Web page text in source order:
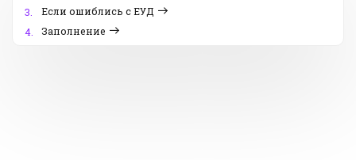
3.
Если ошиблись с ЕУД
4.
Заполнение